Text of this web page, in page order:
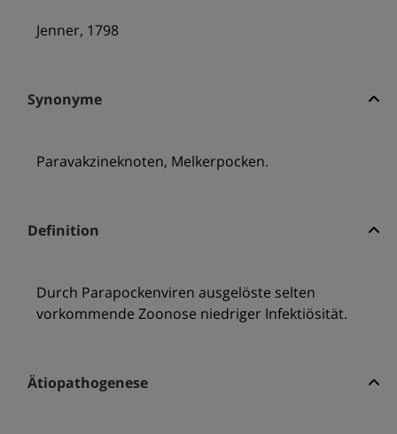
Jenner, 1798
Synonyme
Paravakzineknoten, Melkerpocken.
Definition
Durch Parapockenviren ausgelöste selten
vorkommende Zoonose niedriger Infektiösität.
Ätiopathogenese